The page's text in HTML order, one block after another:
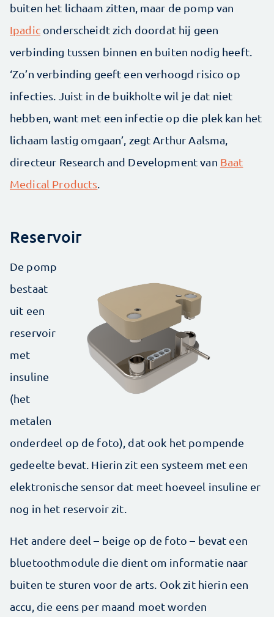
buiten het lichaam zitten, maar de pomp van
Ipadiconderscheidt zich doordat hij geen
verbinding tussen binnen en buiten nodig heeft.
‘Zo’n verbinding geeft een verhoogd risico op
infecties. Juist in de buikholte wil je dat niet
hebben, want met een infectie op die plek kan het
lichaam lastig omgaan’, zegt Arthur Aalsma,
directeur Research and Development van Baat
Medical Products
Reservoir
De pomp
bestaat
uit een
reservoir
met
insuline
(het
metalen
onderdeel op de foto), dat ook het pompende
gedeelte bevat. Hierin zit een systeem met een
elektronische sensor dat meet hoeveel insuline er
nog in het reservoir zit.
Het andere deel – beige op de foto – bevat een
bluetoothmodule die dient om informatie naar
buiten te sturen voor de arts. Ook zit hierin een
accu, die eens per maand moet worden